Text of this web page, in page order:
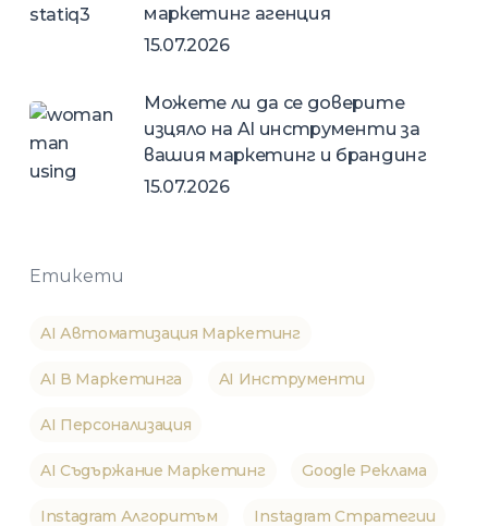
маркетинг агенция
15.07.2026
Можете ли да се доверите
изцяло на AI инструменти за
вашия маркетинг и брандинг
15.07.2026
Етикети
AI Автоматизация Маркетинг
AI В Маркетинга AI Инструменти
AI Персонализация
AI Съдържание Маркетинг Google Реклама
Instagram Алгоритъм Instagram Стратегии